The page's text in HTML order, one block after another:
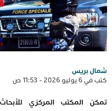
شمال بريس
كتب في 6 يوليو 2026 - 11:53 ص
تمكن المكتب المركزي